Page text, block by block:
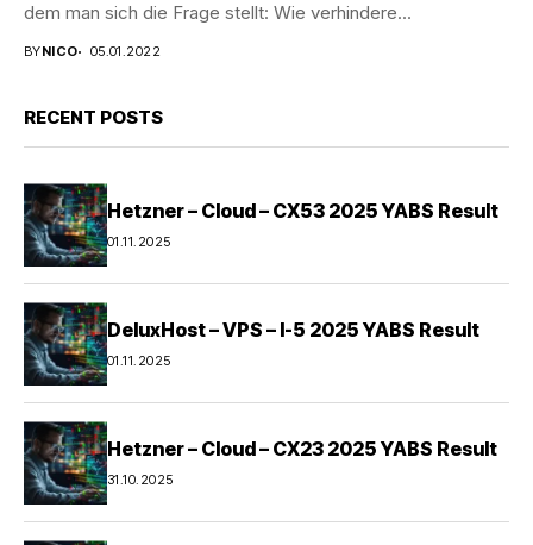
dem man sich die Frage stellt: Wie verhindere...
BYNICO 05.01.2022
RECENT POSTS
Hetzner – Cloud – CX53 2025 YABS Result
01.11.2025
DeluxHost – VPS – I-5 2025 YABS Result
01.11.2025
Hetzner – Cloud – CX23 2025 YABS Result
31.10.2025